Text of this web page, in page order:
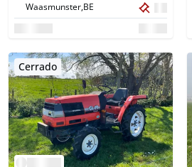
Waasmunster,BE
Cerrado